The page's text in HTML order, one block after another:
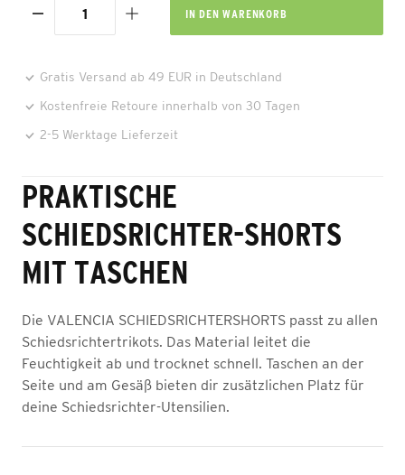
IN DEN WARENKORB
Gratis Versand ab 49 EUR in Deutschland
Kostenfreie Retoure innerhalb von 30 Tagen
2-5 Werktage Lieferzeit
PRAKTISCHE
SCHIEDSRICHTER-SHORTS
MIT TASCHEN
Die VALENCIA SCHIEDSRICHTERSHORTS passt zu allen
Schiedsrichtertrikots. Das Material leitet die
Feuchtigkeit ab und trocknet schnell. Taschen an der
Seite und am Gesäß bieten dir zusätzlichen Platz für
deine Schiedsrichter-Utensilien.